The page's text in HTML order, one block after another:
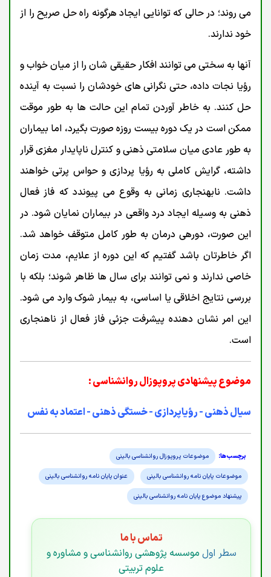
می روند؛ در حالی که توانایی ایجاد هرگونه راه حل صریح را از
خود ندارند.
آنها به سختی می توانند افکار حقیقی شان را از میان خواب و
رؤيا نجات داده، حتی نگرانی های خودشان را نسبت به آینده
حل کنند. به خاطر آوردن تمام این حالت ها به طور موقت
ممکن است در یک دوره بیست روزه صورت بگیرد، اما بیماران
به طور عادی میان سلامتی ذهنی و کنترل ناپایدار مغزی قرار
داشته، گرایش کاملی به رؤیا پردازی و حواس پرتی خواهند
داشت. نابهنجاری زمانی به وقوع می پیوندد که فاز فعال
ذهنی به وسیله ایجاد درد واقعی در بیماران نمایان شود. در
این صورت، دورهی درمان به طور کامل متوقف خواهد شد.
اگر خاطرتان باشد گفتیم که این دوره از علایم، مدت زمان
خاصی ندارند و نمی توانند برای سال ها ظاهر شوند؛ بلکه با
بررسی نتایج اخلاقی یا اساسی، به بیمار شوک وارد می شود.
این امر نشان دهنده پیشرفت جزئی فاز فعال از ناهنجاری
است.
موضوع پیشنهادی پروپوزال روانشناسی :
سیال ذهنی - رؤیاپردازی - خستگی ذهنی - اعتماد به نفس
موضوعات پروپوزال روانشناسی بالینی
موضوعات پایان نامه روانشناسی بالینی عنوان پایان نامه روانشناسی بالینی
پیشنهاد موضوع پایان نامه روانشناسی بالینی
تماس با ما
سطر اول موسسه پژوهشی روانشناسی و مشاوره و
علوم تربیتی